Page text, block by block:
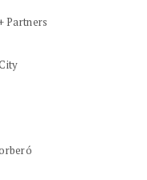
Partners